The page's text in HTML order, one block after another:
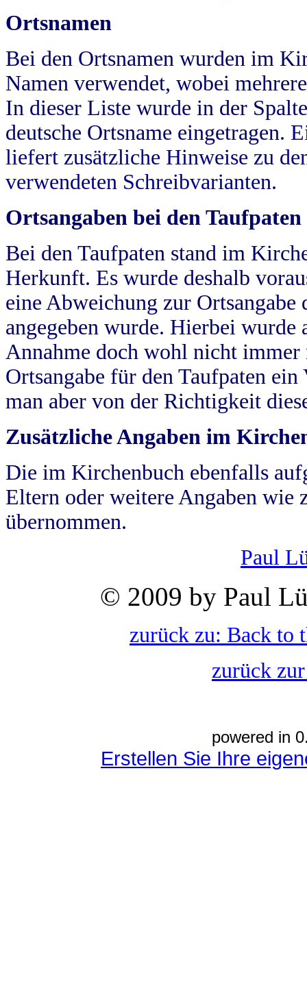
Ortsnamen
Bei den Ortsnamen wurden im
Namen verwendet, wobei
In dieser Liste wurde in der
deutsche Ortsname eingetragen.
liefert zusätzliche Hinweise zu
verwendeten Schreibvarianten.
Ortsangaben bei den Taufpaten
Bei den Taufpaten stand im
Herkunft. Es wurde deshalb
eine Abweichung zur
angegeben wurde. Hierbei wurde
Annahme doch wohl nicht
Ortsangabe für den Taufpaten
man aber von der Richtigkeit
Zusätzliche Angaben im
Die im Kirchenbuch ebenfalls
Eltern oder weitere Angaben wie
übernommen.
Paul
© 2009 by Paul
zurück zu: Back to
zurück
powered in
Erstellen Sie Ihre